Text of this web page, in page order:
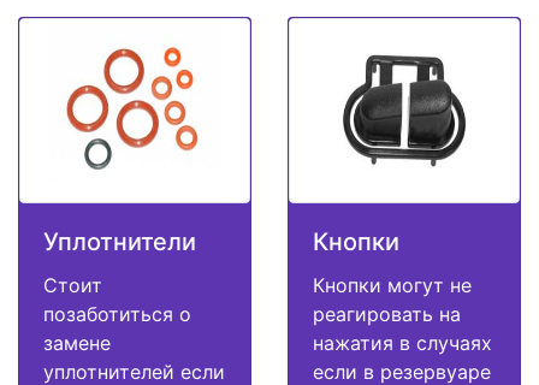
Уплотнители
Стоит
позаботиться о
замене
уплотнителей если
Кнопки
Кнопки могут не
реагировать на
нажатия в случаях
если в резервуаре